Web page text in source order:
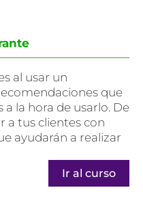
al usar un
que
la hora de usarlo. De
a tus clientes con
ayudarán a realizar
Ir al curso